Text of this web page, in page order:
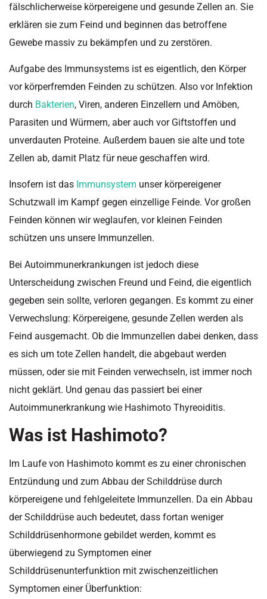
fälschlicherweise körpereigene und gesunde Zellen an. Sie
erklären sie zum Feind und beginnen das betroffene
Gewebe massiv zu bekämpfen und zu zerstören.
Aufgabe des Immunsystems ist es eigentlich, den Körper
vor körperfremden Feinden zu schützen. Also vor Infektion
durch Bakterien, Viren, anderen Einzellern und Amöben,
Parasiten und Würmern, aber auch vor Giftstoffen und
unverdauten Proteine. Außerdem bauen sie alte und tote
Zellen ab, damit Platz für neue geschaffen wird.
Insofern ist das Immunsystem unser körpereigener
Schutzwall im Kampf gegen einzellige Feinde. Vor großen
Feinden können wir weglaufen, vor kleinen Feinden
schützen uns unsere Immunzellen.
Bei Autoimmunerkrankungen ist jedoch diese
Unterscheidung zwischen Freund und Feind, die eigentlich
gegeben sein sollte, verloren gegangen. Es kommt zu einer
Verwechslung: Körpereigene, gesunde Zellen werden als
Feind ausgemacht. Ob die Immunzellen dabei denken, dass
es sich um tote Zellen handelt, die abgebaut werden
müssen, oder sie mit Feinden verwechseln, ist immer noch
nicht geklärt. Und genau das passiert bei einer
Autoimmunerkrankung wie Hashimoto Thyreoiditis.
Was ist Hashimoto?
Im Laufe von Hashimoto kommt es zu einer chronischen
Entzündung und zum Abbau der Schilddrüse durch
körpereigene und fehlgeleitete Immunzellen. Da ein Abbau
der Schilddrüse auch bedeutet, dass fortan weniger
Schilddrüsenhormone gebildet werden, kommt es
überwiegend zu Symptomen einer
Schilddrüsenunterfunktion mit zwischenzeitlichen
Symptomen einer Überfunktion: